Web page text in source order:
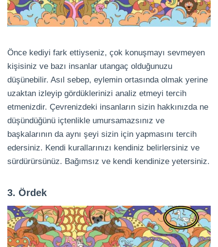
Önce kediyi fark ettiyseniz, çok konuşmayı sevmeyen
kişisiniz ve bazı insanlar utangaç olduğunuzu
düşünebilir. Asıl sebep, eylemin ortasında olmak yerine
uzaktan izleyip gördüklerinizi analiz etmeyi tercih
etmenizdir. Çevrenizdeki insanların sizin hakkınızda ne
düşündüğünü içtenlikle umursamazsınız ve
başkalarının da aynı şeyi sizin için yapmasını tercih
edersiniz. Kendi kurallarınızı kendiniz belirlersiniz ve
sürdürürsünüz. Bağımsız ve kendi kendinize yetersiniz.
3. Ördek